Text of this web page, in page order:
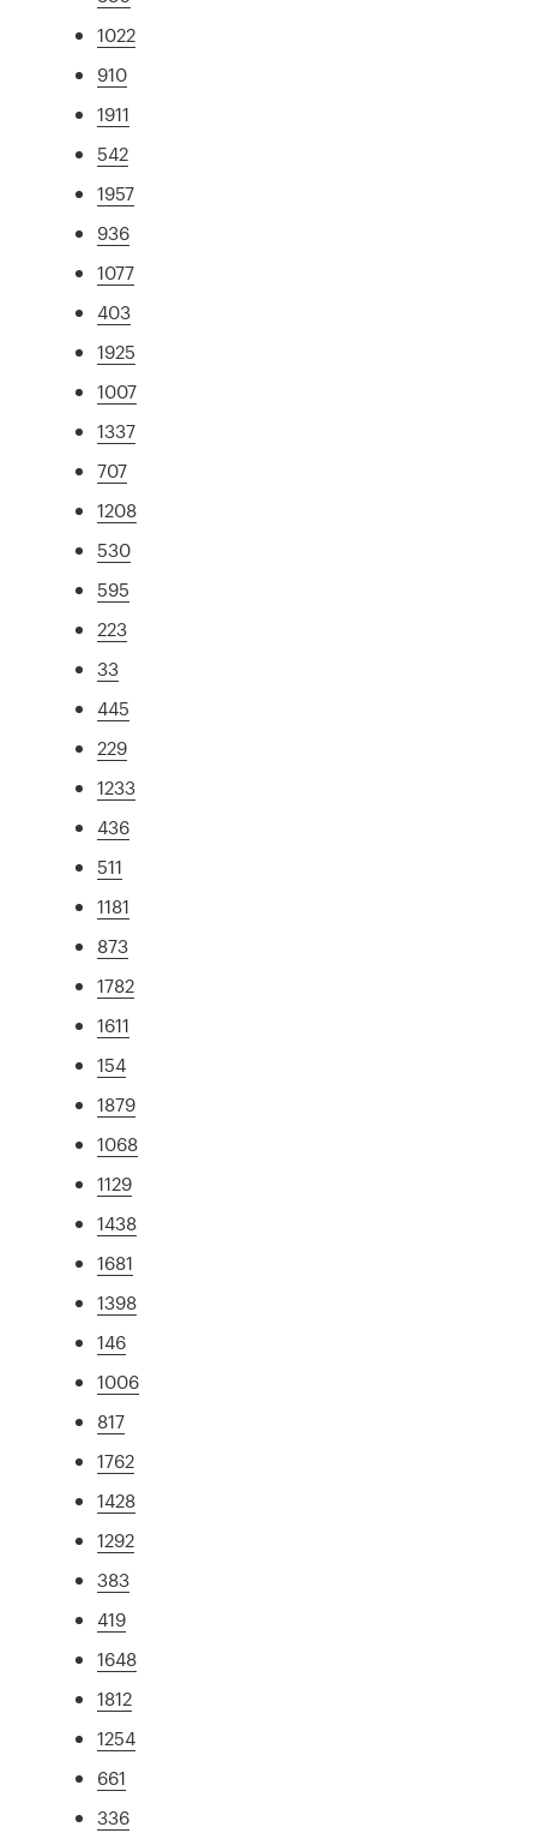
1022
910
1911
542
1957
936
1077
403
1925
1007
1337
707
1208
530
595
223
33
445
229
1233
436
511
1181
873
1782
1611
154
1879
1068
1129
1438
1681
1398
146
1006
817
1762
1428
1292
383
419
1648
1812
1254
661
336